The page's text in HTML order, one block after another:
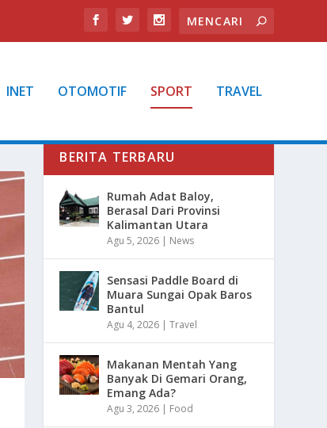
INET OTOMOTIF SPORT TRAVEL
BERITA TERBARU
Rumah Adat Baloy,
Berasal Dari Provinsi
Kalimantan Utara
Agu 5, 2026 | News
Sensasi Paddle Board di
Muara Sungai Opak Baros
Bantul
Agu 4, 2026 |Travel
Makanan Mentah Yang
Banyak Di Gemari Orang,
Emang Ada?
Agu 3, 2026 | Food